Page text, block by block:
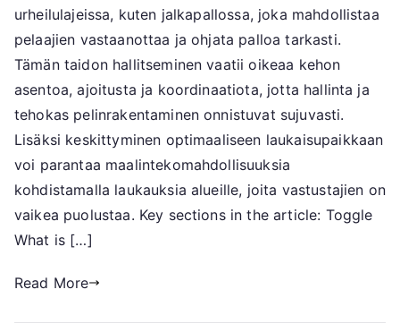
Asettelu,
Suoritus
urheilulajeissa, kuten jalkapallossa, joka mahdollistaa
pelaajien vastaanottaa ja ohjata palloa tarkasti.
Tämän taidon hallitseminen vaatii oikeaa kehon
asentoa, ajoitusta ja koordinaatiota, jotta hallinta ja
tehokas pelinrakentaminen onnistuvat sujuvasti.
Lisäksi keskittyminen optimaaliseen laukaisupaikkaan
voi parantaa maalintekomahdollisuuksia
kohdistamalla laukauksia alueille, joita vastustajien on
vaikea puolustaa. Key sections in the article: Toggle
What is […]
Read More